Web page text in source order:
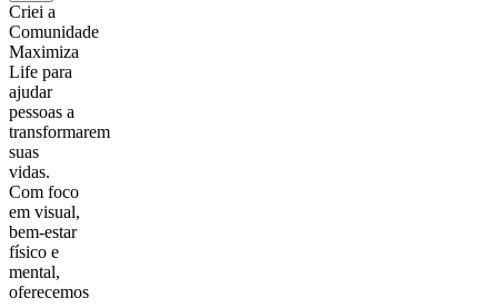
Criei a
Comunidade
Maximiza
Life para
ajudar
pessoas a
transformarem
suas
vidas.
Com foco
em visual,
bem-estar
físico e
mental,
oferecemos